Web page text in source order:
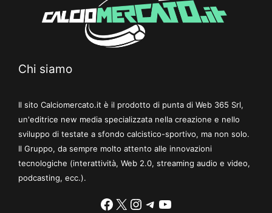
Chi siamo
Il sito Calciomercato.it è il prodotto di punta di Web 365 Srl,
un'editrice new media specializzata nella creazione e nello
sviluppo di testate a sfondo calcistico-sportivo, ma non solo.
Il Gruppo, da sempre molto attento alle innovazioni
tecnologiche (interattività, Web 2.0, streaming audio e video,
podcasting, ecc.).
Facebook
X Instagram
Telegram
YouTube